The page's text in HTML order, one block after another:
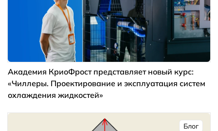
Академия КриоФрост представляет новый курс:
«Чиллеры. Проектирование и эксплуатация систем
охлаждения жидкостей»
Блог